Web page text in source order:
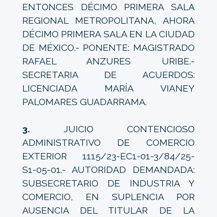
ENTONCES DÉCIMO PRIMERA SALA
REGIONAL METROPOLITANA, AHORA
DÉCIMO PRIMERA SALA EN LA CIUDAD
DE MÉXICO.- PONENTE: MAGISTRADO
RAFAEL ANZURES URIBE.-
SECRETARIA DE ACUERDOS:
LICENCIADA MARÍA VIANEY
PALOMARES GUADARRAMA.
3. JUICIO CONTENCIOSO
ADMINISTRATIVO DE COMERCIO
EXTERIOR 1115/23-EC1-01-3/84/25-
S1-05-01.- AUTORIDAD DEMANDADA:
SUBSECRETARIO DE INDUSTRIA Y
COMERCIO, EN SUPLENCIA POR
AUSENCIA DEL TITULAR DE LA